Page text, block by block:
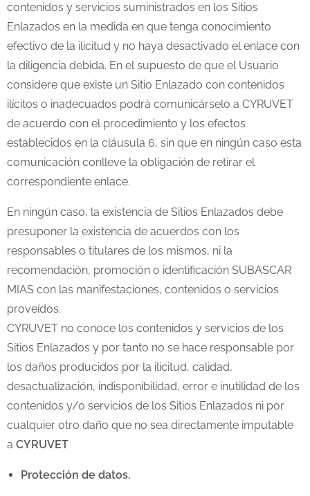
contenidos y servicios suministrados en los Sitios
Enlazados en la medida en que tenga conocimiento
efectivo de la ilicitud y no haya desactivado el enlace con
la diligencia debida. En el supuesto de que el Usuario
considere que existe un Sitio Enlazado con contenidos
ilícitos o inadecuados podrá comunicárselo a CYRUVET
de acuerdo con el procedimiento y los efectos
establecidos en la cláusula 6, sin que en ningún caso esta
comunicación conlleve la obligación de retirar el
correspondiente enlace.
En ningún caso, la existencia de Sitios Enlazados debe
presuponer la existencia de acuerdos con los
responsables o titulares de los mismos, ni la
recomendación, promoción o identificación SUBASCAR
MIAS con las manifestaciones, contenidos o servicios
proveídos.
CYRUVET no conoce los contenidos y servicios de los
Sitios Enlazados y por tanto no se hace responsable por
los daños producidos por la ilicitud, calidad,
desactualización, indisponibilidad, error e inutilidad de los
contenidos y/o servicios de los Sitios Enlazados ni por
cualquier otro daño que no sea directamente imputable
a CYRUVET
Protección de datos.